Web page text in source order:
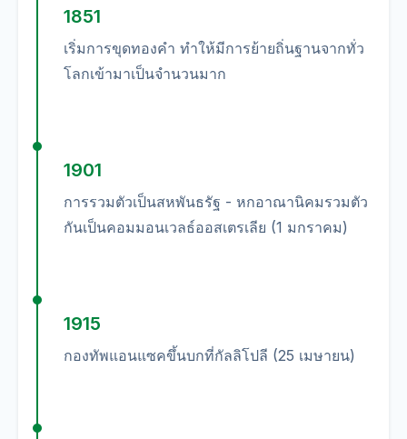
1851
เริ่มการขุดทองคำ ทำให้มีการย้ายถิ่นฐานจากทั่ว
โลกเข้ามาเป็นจำนวนมาก
1901
การรวมตัวเป็นสหพันธรัฐ - หกอาณานิคมรวมตัว
กันเป็นคอมมอนเวลธ์ออสเตรเลีย (1 มกราคม)
1915
กองทัพแอนแซคขึ้นบกที่กัลลิโปลี (25 เมษายน)